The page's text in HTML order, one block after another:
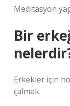
Meditasyon
Bir
Erkekler için
çalmak.